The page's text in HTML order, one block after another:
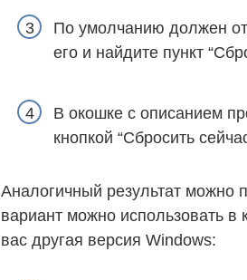
По умолчанию должен
его и найдите пункт
В окошке с описанием
кнопкой “Сбросить
Аналогичный результат можно
вариант можно использовать в
вас другая версия Windows: